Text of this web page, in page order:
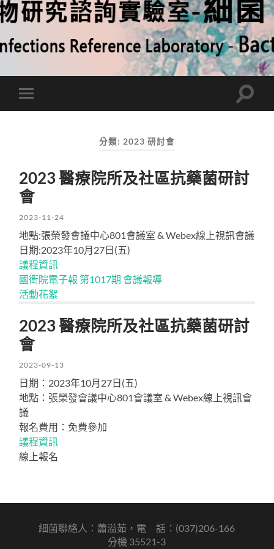
Toggle
mobile
Toggle
分類: 2023 研討會
2023 醫療院所及社區抗藥菌研討
會
2023-11-24
地點:張榮發會議中心801會議室 & Webex線上視訊會議
日期:2023年10月27日(五)
議程資訊
國衛院電子報 第1017期 會議報導
活動花絮
2023 醫療院所及社區抗藥菌研討
會
2023-09-13
日期：2023年10月27日(五)
地點：張榮發會議中心801會議室 & Webex線上視訊會
議
報名費用：免費參加
議程資訊
線上報名
細菌聯絡人：蕭溢茹，電 話：(037)206-166
分機 35521-3